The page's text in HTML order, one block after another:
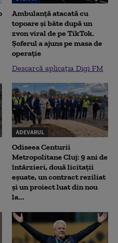
Ambulanță atacată cu
topoare și bâte după un
zvon viral de pe TikTok.
Șoferul a ajuns pe masa de
operație
Descarcă aplicația Digi FM
ADEVARUL
Odiseea Centurii
Metropolitane Cluj: 9 ani de
întârzieri, două licitații
eșuate, un contract reziliat
și un proiect luat din nou
la...